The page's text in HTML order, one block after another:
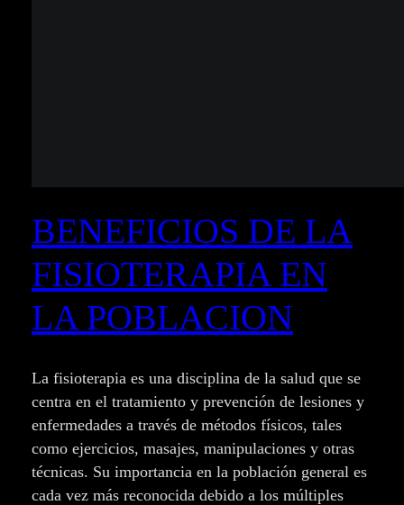
BENEFICIOS DE LA
FISIOTERAPIA EN
LA POBLACION
La fisioterapia es una disciplina de la salud que se
centra en el tratamiento y prevención de lesiones y
enfermedades a través de métodos físicos, tales
como ejercicios, masajes, manipulaciones y otras
técnicas. Su importancia en la población general es
cada vez más reconocida debido a los múltiples